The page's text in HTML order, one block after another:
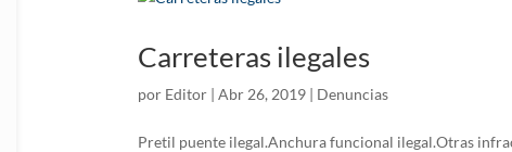
Carreteras ilegales
por Editor| Abr 26, 2019| Denuncias
Pretil puente ilegal.Anchura funcional ilegal.Otras